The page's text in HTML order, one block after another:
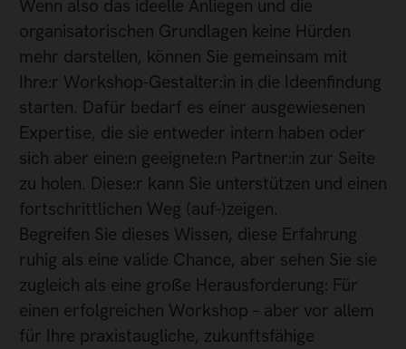
Wenn also das ideelle Anliegen und die
organisatorischen Grundlagen keine Hürden
mehr darstellen, können Sie gemeinsam mit
Ihre:r Workshop-Gestalter:in in die Ideenfindung
starten. Dafür bedarf es einer ausgewiesenen
Expertise, die sie entweder intern haben oder
sich aber eine:n geeignete:n Partner:in zur Seite
zu holen. Diese:r kann Sie unterstützen und einen
fortschrittlichen Weg (auf-)zeigen.
Begreifen Sie dieses Wissen, diese Erfahrung
ruhig als eine valide Chance, aber sehen Sie sie
zugleich als eine große Herausforderung: Für
einen erfolgreichen Workshop – aber vor allem
für Ihre praxistaugliche, zukunftsfähige